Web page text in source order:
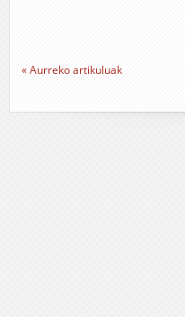
« Aurreko artikuluak